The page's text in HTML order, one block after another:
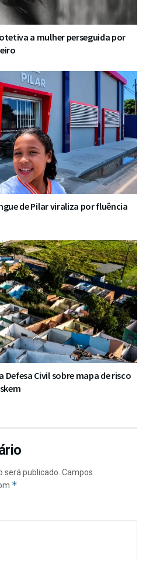
a mulher perseguida por
de Pilar viraliza por fluência
Defesa Civil sobre mapa de risco
será publicado. Campos
*